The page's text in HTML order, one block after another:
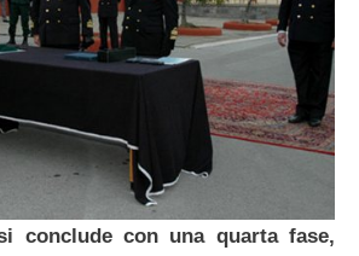
conclude con una quarta fase,